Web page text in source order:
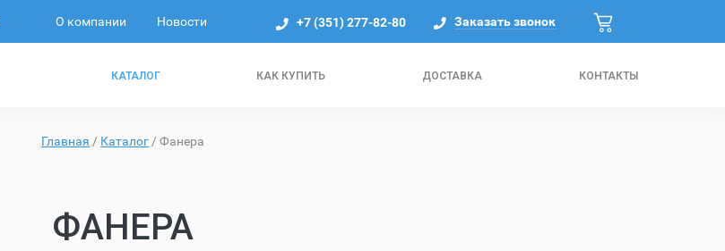
КАТАЛОГ КАК КУПИТЬ ДОСТАВКА КОНТАКТЫ
О компании Новости +7 (351) 277-82-80 Заказать звонок
Главная / Каталог / Фанера
ФАНЕРА